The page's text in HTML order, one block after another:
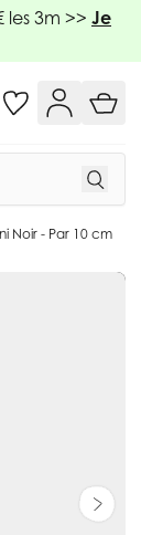
3m >> Je
Noir - Par 10 cm